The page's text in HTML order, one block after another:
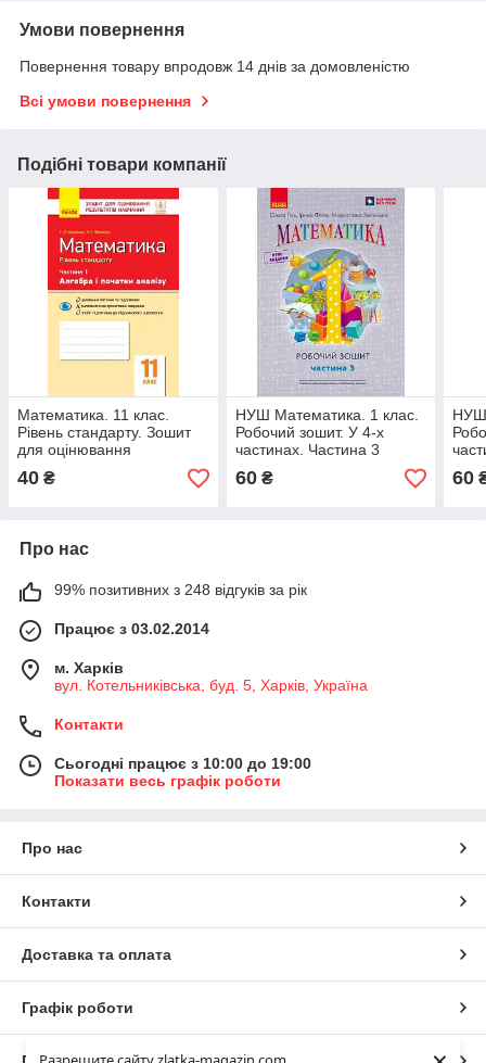
Умови повернення
Повернення товару впродовж 14 днів за домовленістю
Всі умови повернення
Подібні товари компанії
Математика. 11 клас.
Рівень стандарту. Зошит
для оцінювання
результатів навчання. У 2
частинах. ЧАСТИНА 1.
40 ₴
НУШ Математика. 1 клас.
Робочий зошит. У 4-х
частинах. Частина 3
60₴ 60
Про нас
99% позитивних з 248 відгуків за рік
Працює з 03.02.2014
м. Харків
вул. Котельниківська, буд. 5, Харків, Україна
Контакти
Сьогодні працює з 10:00 до 19:00
Показати весь графік роботи
Про нас
Контакти
Доставка та оплата
Графік роботи